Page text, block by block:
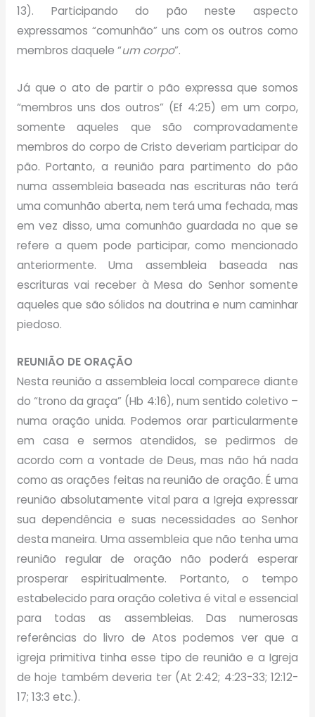
13). Participando do pão neste aspecto
expressamos “comunhão” uns com os outros como
membros daquele “um corpo”.
Já que o ato de partir o pão expressa que somos
“membros uns dos outros” (Ef 4:25) em um corpo,
somente aqueles que são comprovadamente
membros do corpo de Cristo deveriam participar do
pão. Portanto, a reunião para partimento do pão
numa assembleia baseada nas escrituras não terá
uma comunhão aberta, nem terá uma fechada, mas
em vez disso, uma comunhão guardada no que se
refere a quem pode participar, como mencionado
anteriormente. Uma assembleia baseada nas
escrituras vai receber à Mesa do Senhor somente
aqueles que são sólidos na doutrina e num caminhar
piedoso.
REUNIÃO DE ORAÇÃO
Nesta reunião a assembleia local comparece diante
do “trono da graça” (Hb 4:16), num sentido coletivo –
numa oração unida. Podemos orar particularmente
em casa e sermos atendidos, se pedirmos de
acordo com a vontade de Deus, mas não há nada
como as orações feitas na reunião de oração. É uma
reunião absolutamente vital para a Igreja expressar
sua dependência e suas necessidades ao Senhor
desta maneira. Uma assembleia que não tenha uma
reunião regular de oração não poderá esperar
prosperar espiritualmente. Portanto, o tempo
estabelecido para oração coletiva é vital e essencial
para todas as assembleias. Das numerosas
referências do livro de Atos podemos ver que a
igreja primitiva tinha esse tipo de reunião e a Igreja
de hoje também deveria ter (At 2:42; 4:23-33; 12:12-
17; 13:3 etc.).